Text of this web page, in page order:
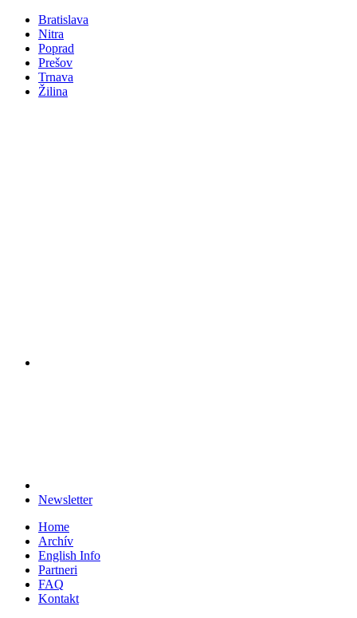
Bratislava
Nitra
Poprad
Prešov
Trnava
Žilina
Newsletter
Home
Archív
English Info
Partneri
FAQ
Kontakt